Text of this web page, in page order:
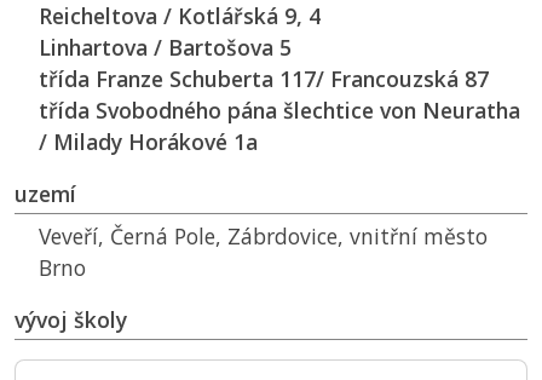
Reicheltova / Kotlářská 9, 4
Linhartova / Bartošova 5
třída Franze Schuberta 117/ Francouzská 87
třída Svobodného pána šlechtice von Neuratha
/ Milady Horákové 1a
uzemí
Veveří, Černá Pole, Zábrdovice, vnitřní město
Brno
vývoj školy